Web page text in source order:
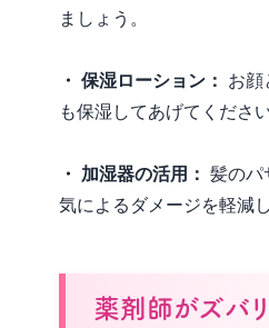
ましょう。
・ 保湿ローション： お顔
も保湿してあげてください
・ 加湿器の活用： 髪のパ
気によるダメージを軽減し
薬剤師がズバリ